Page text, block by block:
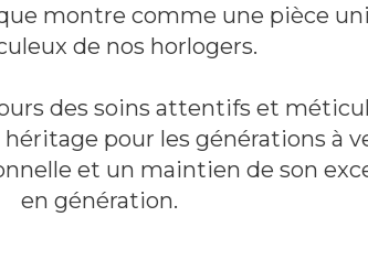
montre comme une pièce
de nos horlogers.
des soins attentifs et
pour les générations à
et un maintien de son
en génération.